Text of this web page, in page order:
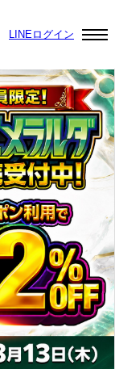
LINEログイン